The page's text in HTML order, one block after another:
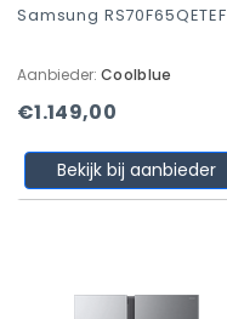
Samsung RS70F65QETEF
Aanbieder: Coolblue
€1.149,00
Bekijk bij aanbieder